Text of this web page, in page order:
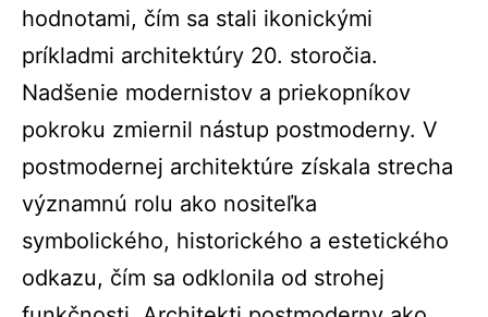
hodnotami, čím sa stali ikonickými
príkladmi architektúry 20. storočia.
Nadšenie modernistov a priekopníkov
pokroku zmiernil nástup postmoderny. V
postmodernej architektúre získala strecha
významnú rolu ako nositeľka
symbolického, historického a estetického
odkazu, čím sa odklonila od strohej